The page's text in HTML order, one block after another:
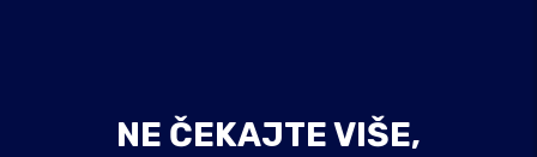
NE ČEKAJTE VIŠE,